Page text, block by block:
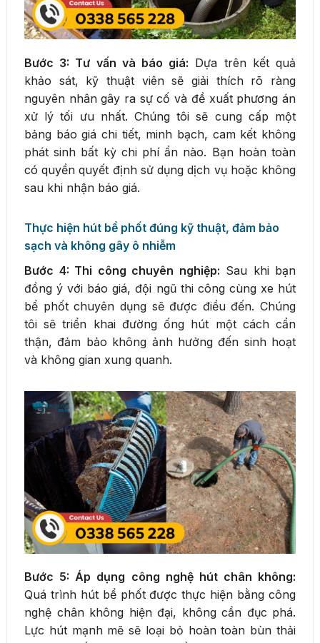
Bước 3: Tư vấn và báo giá: Dựa trên kết quả
khảo sát, kỹ thuật viên sẽ giải thích rõ ràng
nguyên nhân gây ra sự cố và đề xuất phương án
xử lý tối ưu nhất. Chúng tôi sẽ cung cấp một
bảng báo giá chi tiết, minh bạch, cam kết không
phát sinh bất kỳ chi phí ẩn nào. Bạn hoàn toàn
có quyền quyết định sử dụng dịch vụ hoặc không
sau khi nhận báo giá.
Thực hiện hút bể phốt đúng kỹ thuật, đảm bảo
sạch và không gây ô nhiễm
Bước 4: Thi công chuyên nghiệp: Sau khi bạn
đồng ý với báo giá, đội ngũ thi công cùng xe hút
bể phốt chuyên dụng sẽ được điều đến. Chúng
tôi sẽ triển khai đường ống hút một cách cẩn
thận, đảm bảo không ảnh hưởng đến sinh hoạt
và không gian xung quanh.
Bước 5: Áp dụng công nghệ hút chân không:
Quá trình hút bể phốt được thực hiện bằng công
nghệ chân không hiện đại, không cần đục phá.
Lực hút mạnh mẽ sẽ loại bỏ hoàn toàn bùn thải